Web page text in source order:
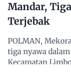
Mandar,
Terjebak
POLMAN,
tiga nyawa
Kecamatan